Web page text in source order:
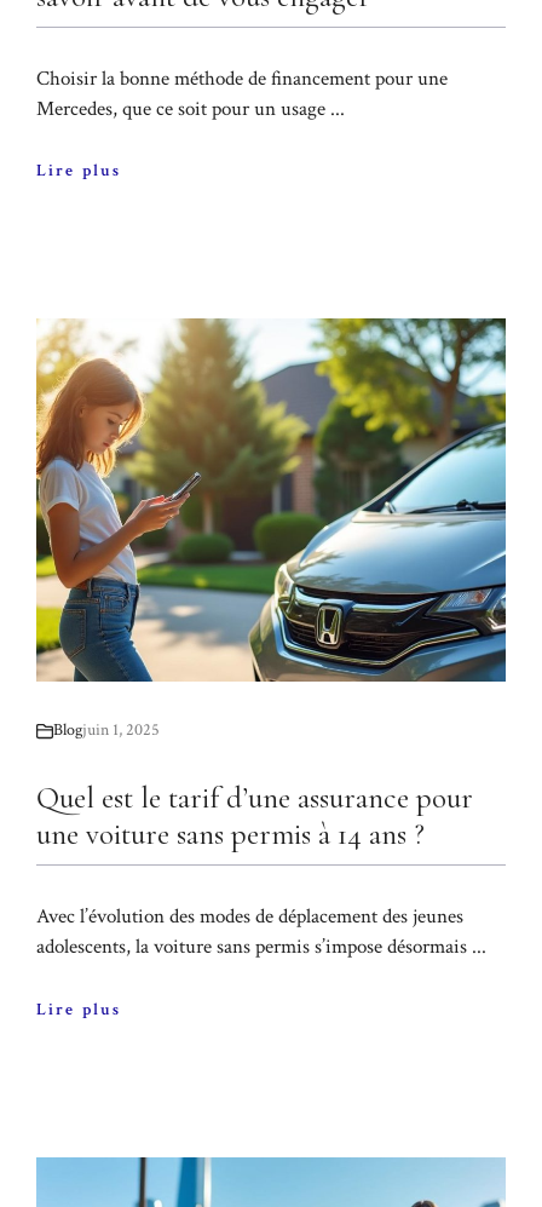
Choisir la bonne méthode de financement pour une
Mercedes, que ce soit pour un usage ...
Lire plus
Blogjuin 1, 2025
Quel est le tarif d’une assurance pour
une voiture sans permis à 14 ans ?
Avec l’évolution des modes de déplacement des jeunes
adolescents, la voiture sans permis s’impose désormais ...
Lire plus